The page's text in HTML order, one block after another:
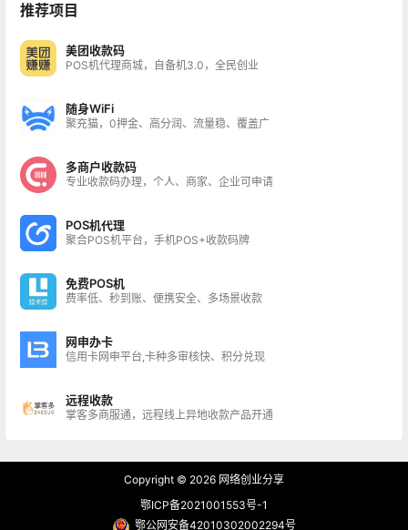
推荐项目
美团收款码
POS机代理商城，自备机3.0，全民创业
随身WiFi
聚充猫，0押金、高分润、流量稳、覆盖广
多商户收款码
专业收款码办理，个人、商家、企业可申请
POS机代理
聚合POS机平台，手机POS+收款码牌
免费POS机
费率低、秒到账、便携安全、多场景收款
网申办卡
信用卡网申平台,卡种多审核快、积分兑现
远程收款
掌客多商服通，远程线上异地收款产品开通
Copyright © 2026 网络创业分享
鄂ICP备2021001553号-1
鄂公网安备42010302002294号